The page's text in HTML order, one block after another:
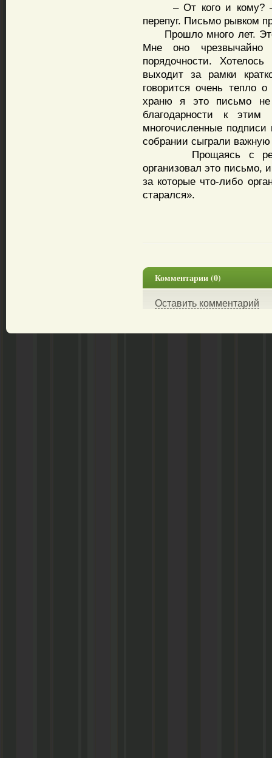
– От кого и кому? –
перепуг. Письмо рывком
Прошло много лет. Это
Мне оно чрезвычайно
порядочности.
выходит за рамки
говорится очень тепло
храню я это письмо
благодарности к
многочисленные
собрании сыграли
Прощаясь с
организовал это письмо,
за которые что-либо
старался».
Комментарии (0)
Оставить комментарий